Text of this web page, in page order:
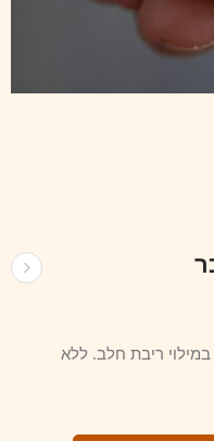
במילוי ריבת חלב. ללא